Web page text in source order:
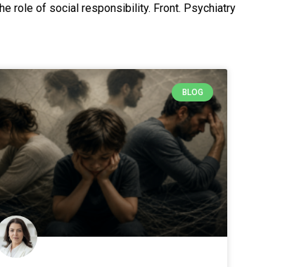
role of social responsibility. Front. Psychiatry
BLOG